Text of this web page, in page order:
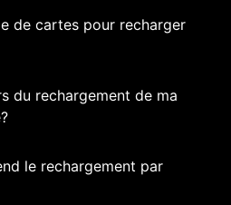
de cartes pour recharger
du rechargement de ma
le rechargement par